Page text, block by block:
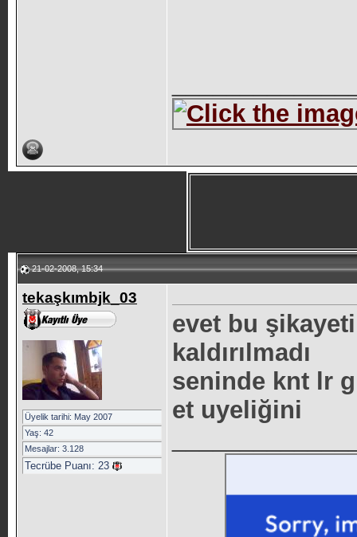
21-02-2008, 15:34
tekaşkımbjk_03
Üyelik tarihi: May 2007
Yaş: 42
Mesajlar: 3.128
Tecrübe Puanı: 23
evet bu
kaldırılmadı
seninde knt lr
et uyeliğini